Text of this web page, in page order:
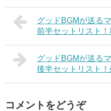
グッドBGMが送る
前半セットリスト
グッドBGMが送る
後半セットリスト！
コメントをどうぞ